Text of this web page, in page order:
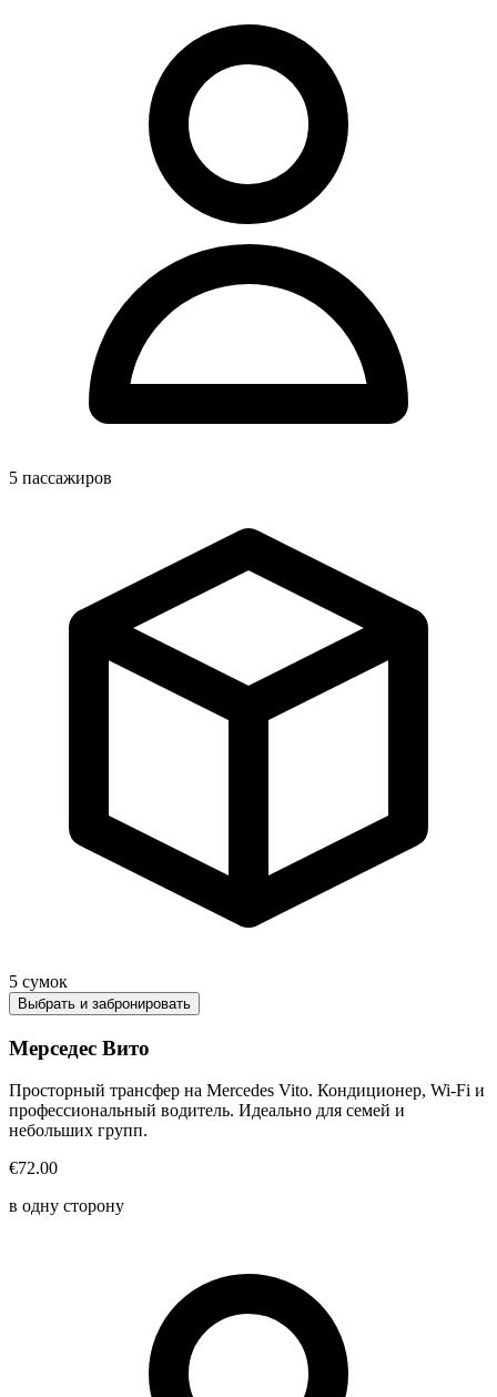
5 пассажиров
5 сумок
Выбрать и забронировать
Мерседес Вито
Просторный трансфер на Mercedes Vito. Кондиционер, Wi-Fi и
профессиональный водитель. Идеально для семей и
небольших групп.
€72.00
в одну сторону